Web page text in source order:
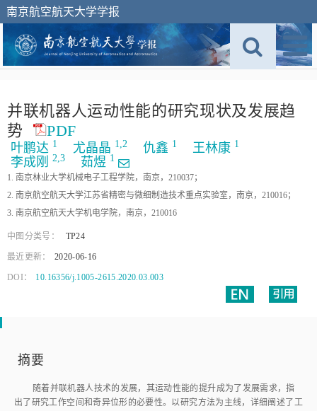
南京航空航天大学学报
并联机器人运动性能的研究现状及发展趋
势
PDF
叶鹏达 1 尤晶晶 1, 2 仇鑫 1 王林康 1
李成刚 2, 3 茹煜 1
1. 南京林业大学机械电子工程学院，南京，210037；
2. 南京航空航天大学江苏省精密与微细制造技术重点实验室，南京，210016；
3. 南京航空航天大学机电学院，南京，210016
中图分类号： TP24
最近更新： 2020-06-16
DOI： 10.16356/j.1005-2615.2020.03.003
摘要
随着并联机器人技术的发展，其运动性能的提升成为了发展需求，指
出了研究工作空间和奇异位形的必要性。以研究方法为主线，详细阐述了工